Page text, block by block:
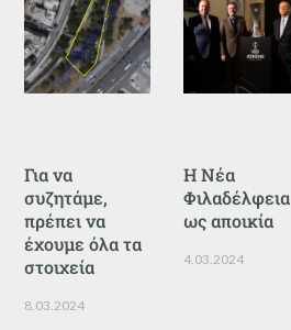
Για να
συζητάμε,
πρέπει να
έχουμε όλα τα
στοιχεία
8.03.2024
Η Νέα
Φιλαδέλφεια
ως αποικία
4.03.2024